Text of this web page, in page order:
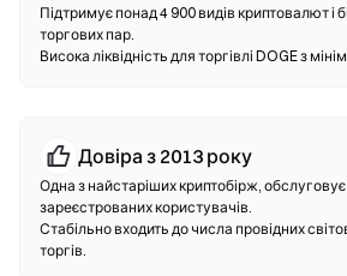
також підтримують введення фіату, що
DOGE за допомогою кредитної картки,
біржі. Завжди створюйте резервну
Децентралізовані біржі (DEX)
Торгуйте напряму з іншими
посередників. DEX використовує
здійснення свопів на
Підтримує понад 4 900 видів криптовалют і
торгових пар.
Висока ліквідність для торгівлі DOGE з
Довіра з 2013 року
Одна з найстаріших криптобірж,
зареєстрованих користувачів.
Стабільно входить до числа провідних
торгів.